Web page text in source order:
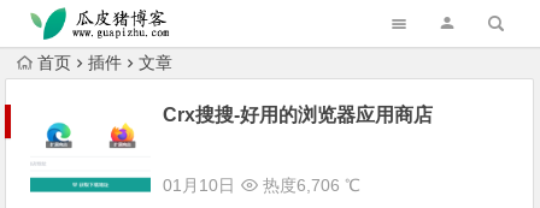
跳转到主内容
首页 插件 文章
Crx搜搜-好用的浏览器应用商店
01月10日 热度6,706 ℃